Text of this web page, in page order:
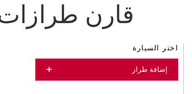
قارن
اختر السيارة
إضافة طراز